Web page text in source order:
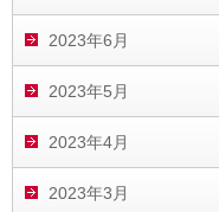
2023年6月
2023年5月
2023年4月
2023年3月